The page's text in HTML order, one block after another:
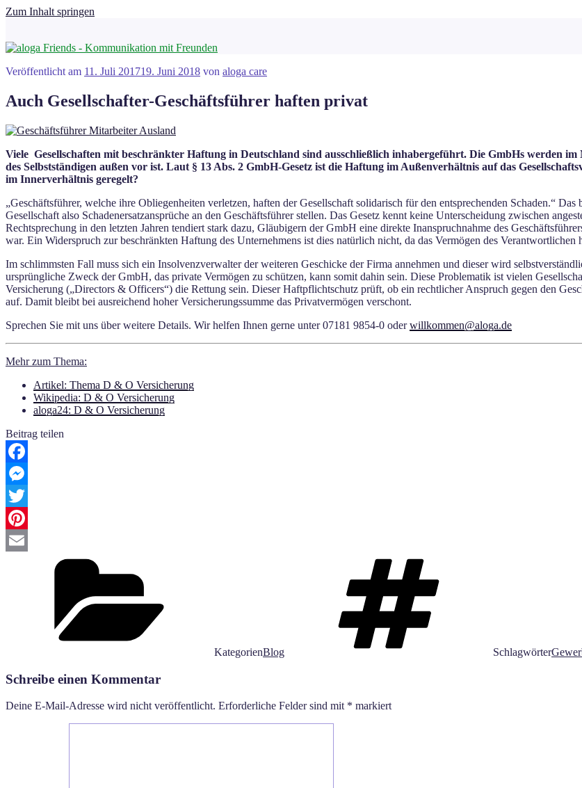
Zum Inhalt springen
Veröffentlicht am 11. Juli 201719. Juni 2018 von aloga care
Auch Gesellschafter-Geschäftsführer haften privat
Viele Gesellschaften mit beschränkter Haftung in Deutschland sind ausschließlich inhabergeführt. Die GmbHs werden
des Selbstständigen außen vor ist. Laut § 13 Abs. 2 GmbH-Gesetz ist die Haftung im Außenverhältnis auf das
im Innerverhältnis geregelt?
„Geschäftsführer, welche ihre Obliegenheiten verletzen, haften der Gesellschaft solidarisch für den entsprechenden Schaden.“
Gesellschaft also Schadenersatzansprüche an den Geschäftsführer stellen. Das Gesetz kennt keine Unterscheidung zwischen
Rechtsprechung in den letzten Jahren tendiert stark dazu, Gläubigern der GmbH eine direkte Inanspruchnahme des
war. Ein Widerspruch zur beschränkten Haftung des Unternehmens ist dies natürlich nicht, da das Vermögen des Verantwortlichen
Im schlimmsten Fall muss sich ein Insolvenzverwalter der weiteren Geschicke der Firma annehmen und dieser wird
ursprüngliche Zweck der GmbH, das private Vermögen zu schützen, kann somit dahin sein. Diese Problematik ist vielen
Versicherung („Directors & Officers“) die Rettung sein. Dieser Haftpflichtschutz prüft, ob ein rechtlicher Anspruch gegen den
auf. Damit bleibt bei ausreichend hoher Versicherungssumme das Privatvermögen verschont.
Sprechen Sie mit uns über weitere Details. Wir helfen Ihnen gerne unter 07181 9854-0 oderwillkommen@aloga.de
Mehr zum Thema:
Artikel: Thema D & O Versicherung
Wikipedia: D & O Versicherung
aloga24: D & O Versicherung
Beitrag teilen
Facebook
Messenger
Twitter
Pinterest
KategorienBlog Schlagwörter
Schreibe einen Kommentar
Deine E-Mail-Adresse wird nicht veröffentlicht. Erforderliche Felder sind mit * markiert